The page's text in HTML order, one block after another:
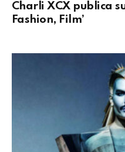
Charli XCX publica
Fashion, Film’